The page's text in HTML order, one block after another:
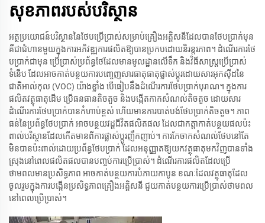
សុខភាពរបស់បរិស្ថាន
អត្ថប្រយោជន៍បរិស្ថាននៃ​ថែបប្រើប្រាស់​សម្រាប់​គ្រឿងអគ្គិសនីដែល​បាន​ថែ​បប្រាក់​មុន
គឺ​ជា​ជំហាន​មួយ​ក្នុង​ការ​អភិវឌ្ឍ​ការផលិត​ឱ្យ​បាន​ប្រកប​ដោយ​និរន្តរភាព។ ដំណើរការ​ថែ​
បប្រាក់​ជាមុន ប្រើប្រាស់​ប្រព័ន្ធ​ថែ​ដែល​មាន​មូលដ្ឋាន​លើ​ទឹក និង​វិធីសាស្ត្រ​ប្រើប្រាស់​
ទំនើប ដែល​អាច​កាត់​បន្ថយ​ការ​បញ្ចេញ​សារធាតុ​ធាតុ​ផ្លាស់​ប្ដូរ​ដោយ​សារ​អុកស៊ីដនៃ​
ជាតិ​អាល់កុល (VOC) យ៉ាង​ខ្លាំង បើធៀប​នឹង​ដំណើរការ​ថែ​បប្រាក់​បុរាណ។ ក្នុង​ការ​
ផលិត​វត្ថុធាតុ​ដើម ប្រើ​ធនធាន​តិចតួច និង​បង្កើត​កាកសំណល់​តិចតួច ដោយសារ​
ដំណើរការ​ថែ​បប្រាក់​បាន​កំហាប់​ខ្ពស់ ហើយ​មាន​ការ​បាត់បង់​ថែ​បប្រាក់​តិចតួច។ ភាព​
ធន់​នៃ​ប្រព័ន្ធ​ថែ​បប្រាក់ អាច​បន្ថយ​វដ្ត​ជីវិត​ផលិតផល ដែល​ជា​កត្តា​កាត់​បន្ថយ​ផល​ប៉ះ​
ពាល់​បរិស្ថាន​ដែល​កើត​មាន​ពី​ការ​ផ្លាស់​ប្ដូរ​ញឹក​ញាប់។ ការ​កែ​ចាក​សំណល់​ថែប​នៅ​តែ​
មិន​បាន​ប៉ះ​ពាល់​ដោយ​ប្រព័ន្ធ​ថែ​បប្រាក់ ដែល​អនុញ្ញាត​ឱ្យ​យក​វត្ថុធាតុ​មក​វិញ​បាន​ទាំង​
ស្រុង​នៅ​ពេល​ផលិតផល​បាន​បញ្ចប់​ការ​ប្រើ​ប្រាស់។ ដំណើរការ​ផលិត​ដែល​ប្រើ​
ថាមពល​មាន​ប្រសិទ្ធភាព អាច​កាត់​បន្ថយ​ការ​បំភាយ​កាបូន ខណៈ​ដែល​វត្ថុធាតុ​ដែល​
ចូលរួម​ក្នុង​ការ​បង្កើន​ប្រសិទ្ធភាព​គ្រឿងអគ្គិសនី ជួយ​កាត់​បន្ថយ​ការ​ប្រើ​ប្រាស់​ថាមពល​
នៅ​ពេល​ប្រើ​ប្រាស់។